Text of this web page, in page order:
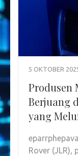
5 OKTOBER
Produsen
Berjuang
yang
Rover (JLR),